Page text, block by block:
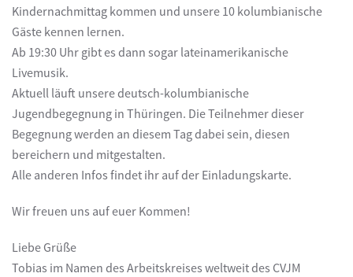
Kindernachmittag kommen und unsere 10 kolumbianische
Gäste kennen lernen.
Ab 19:30 Uhr gibt es dann sogar lateinamerikanische
Livemusik.
Aktuell läuft unsere deutsch-kolumbianische
Jugendbegegnung in Thüringen. Die Teilnehmer dieser
Begegnung werden an diesem Tag dabei sein, diesen
bereichern und mitgestalten.
Alle anderen Infos findet ihr auf der Einladungskarte.
Wir freuen uns auf euer Kommen!
Liebe Grüße
Tobias im Namen des Arbeitskreises weltweit des CVJM